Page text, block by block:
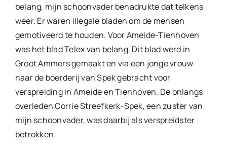
belang, mijn schoonvader benadrukte dat telkens
weer. Er waren illegale bladen om de mensen
gemotiveerd te houden. Voor Ameide-Tienhoven
was het blad Telex van belang. Dit blad werd in
Groot Ammers gemaakt en via een jonge vrouw
naar de boerderij van Spek gebracht voor
verspreiding in Ameide en Tienhoven. De onlangs
overleden Corrie Streefkerk-Spek, een zuster van
mijn schoonvader, was daarbij als verspreidster
betrokken.